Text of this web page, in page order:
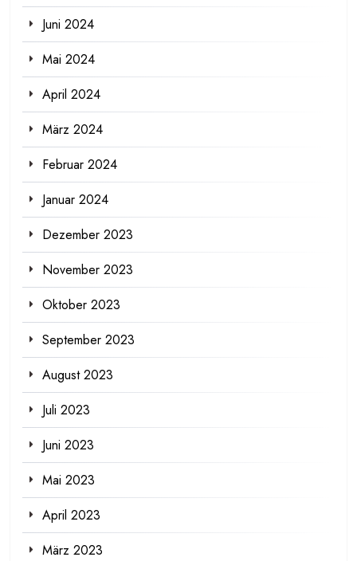
Juni 2024
Mai 2024
April 2024
März 2024
Februar 2024
Januar 2024
Dezember 2023
November 2023
Oktober 2023
September 2023
August 2023
Juli 2023
Juni 2023
Mai 2023
April 2023
März 2023